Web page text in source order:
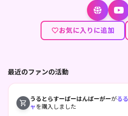
お気に入りに追加
最近のファンの活動
うるとらすーぱーはんばーがーがる
ャを購入しました